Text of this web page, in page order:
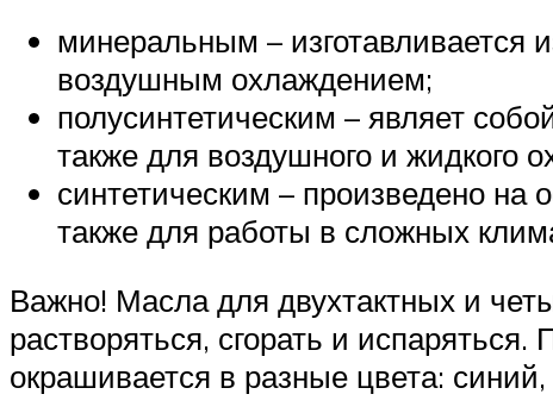
минеральным – изготавливается
воздушным охлаждением;
полусинтетическим – являет
также для воздушного и жидкого
синтетическим – произведено
также для работы в сложных
Важно! Масла для двухтактных и
растворяться, сгорать и
окрашивается в разные цвета: